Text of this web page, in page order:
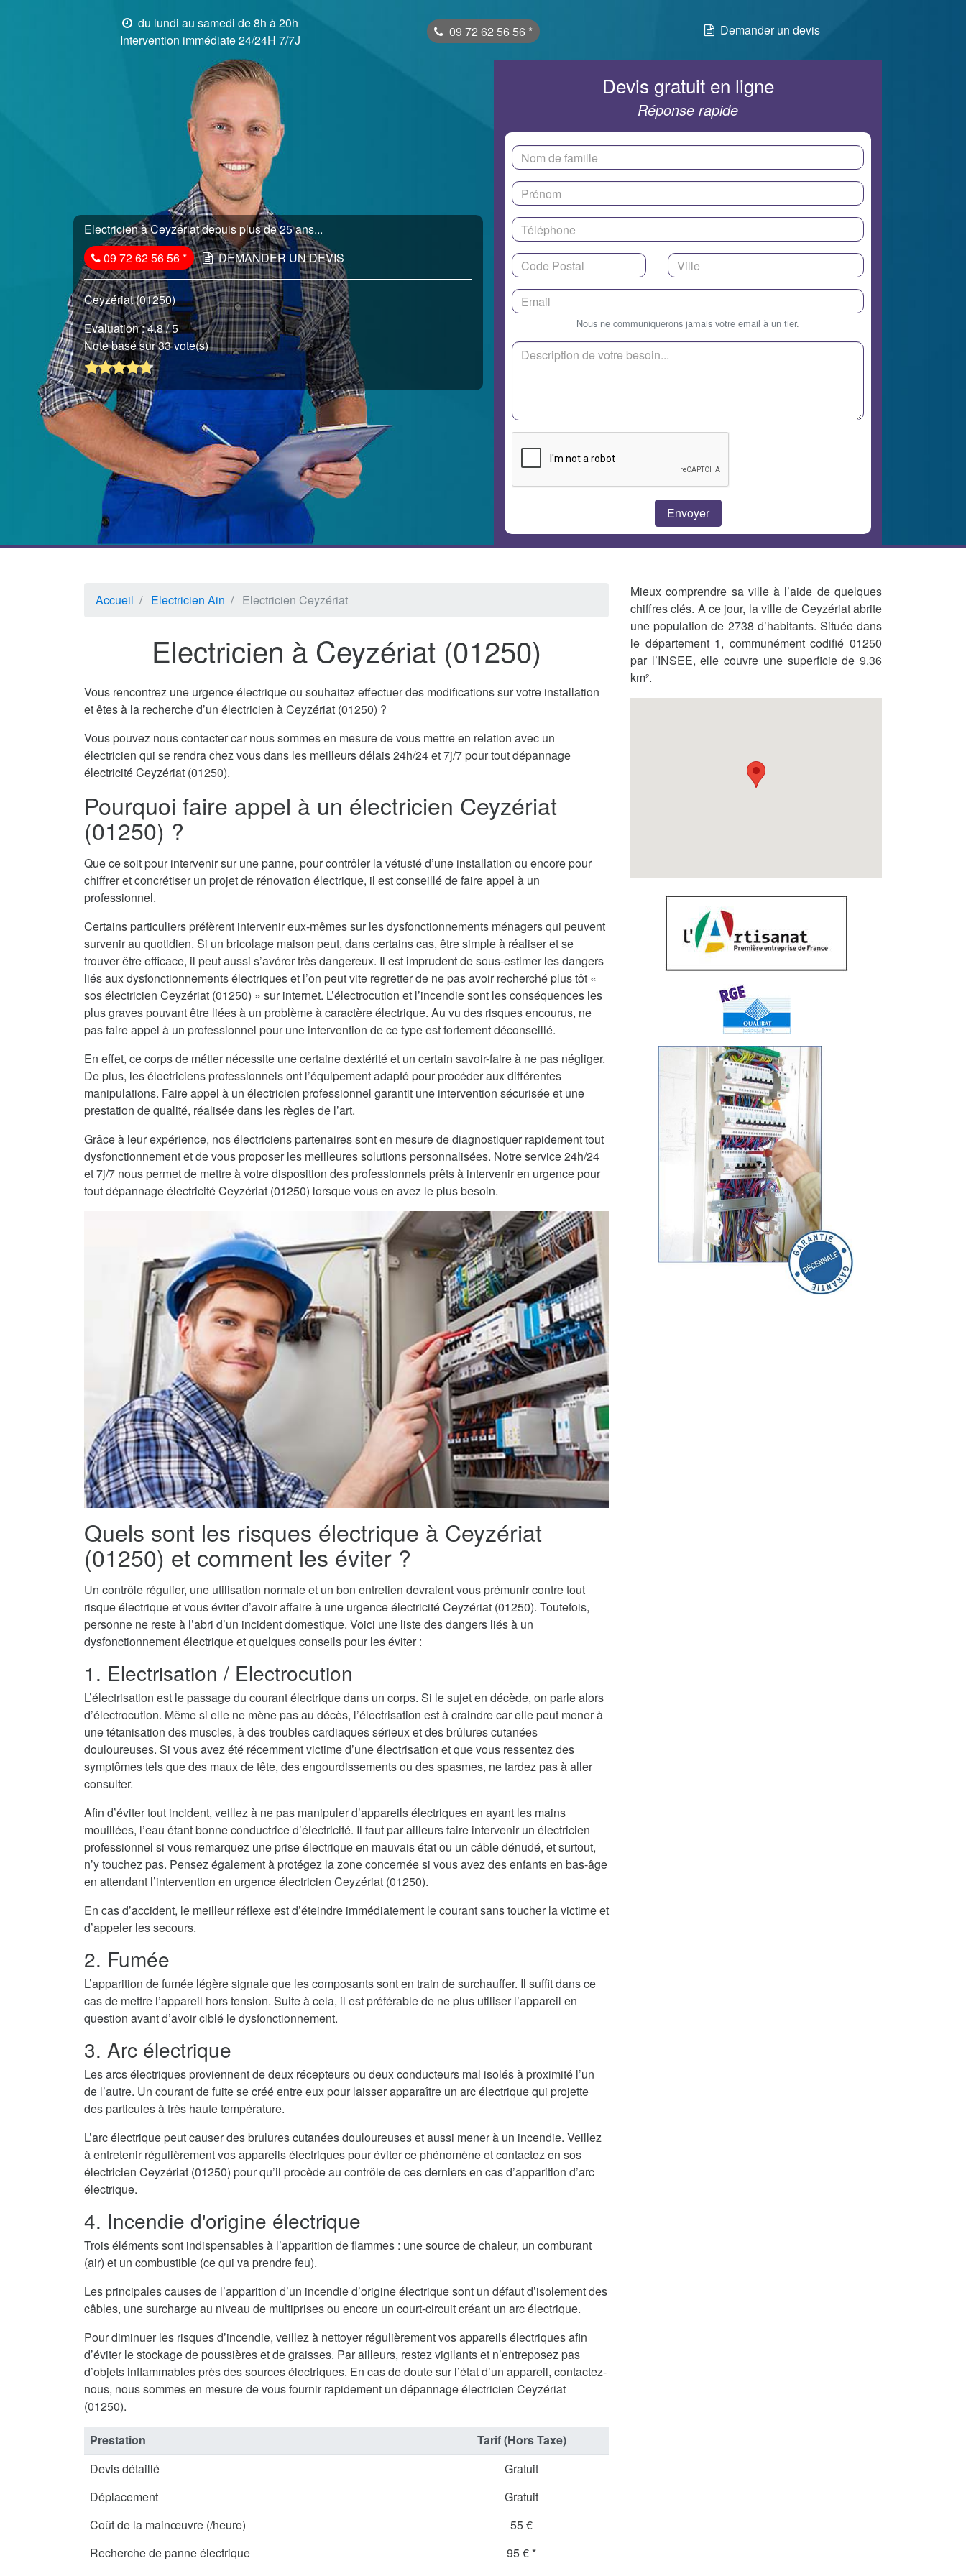
du lundi au samedi de 8h à 20h
Intervention immédiate 24/24H 7/7J
09 72 62 56 56 * Demander un devis
Electricien à Ceyzériat depuis plus de 25 ans...
09 72 62 56 56* DEMANDER UN DEVIS
Ceyzériat (01250)
Evaluation :4.8/ 5
Note basé sur 33 vote(s)
Devis gratuit en ligne
Réponse rapide
Nous ne communiquerons jamais votre email à un tier.
Accueil Electricien Ain Electricien Ceyzériat
Electricien à Ceyzériat (01250)
Vous rencontrez une urgence électrique ou souhaitez effectuer des modifications sur votre installation
et êtes à la recherche d’un électricien à Ceyzériat (01250) ?
Vous pouvez nous contacter car nous sommes en mesure de vous mettre en relation avec un
électricien qui se rendra chez vous dans les meilleurs délais 24h/24 et 7j/7 pour tout dépannage
électricité Ceyzériat (01250).
Pourquoi faire appel à un électricien Ceyzériat
(01250) ?
Que ce soit pour intervenir sur une panne, pour contrôler la vétusté d’une installation ou encore pour
chiffrer et concrétiser un projet de rénovation électrique, il est conseillé de faire appel à un
professionnel.
Certains particuliers préfèrent intervenir eux-mêmes sur les dysfonctionnements ménagers qui peuvent
survenir au quotidien. Si un bricolage maison peut, dans certains cas, être simple à réaliser et se
trouver être efficace, il peut aussi s’avérer très dangereux. Il est imprudent de sous-estimer les dangers
liés aux dysfonctionnements électriques et l’on peut vite regretter de ne pas avoir recherché plus tôt «
sos électricien Ceyzériat (01250) » sur internet. L’électrocution et l’incendie sont les conséquences les
plus graves pouvant être liées à un problème à caractère électrique. Au vu des risques encourus, ne
pas faire appel à un professionnel pour une intervention de ce type est fortement déconseillé.
En effet, ce corps de métier nécessite une certaine dextérité et un certain savoir-faire à ne pas négliger.
De plus, les électriciens professionnels ont l’équipement adapté pour procéder aux différentes
manipulations. Faire appel à un électricien professionnel garantit une intervention sécurisée et une
prestation de qualité, réalisée dans les règles de l’art.
Grâce à leur expérience, nos électriciens partenaires sont en mesure de diagnostiquer rapidement tout
dysfonctionnement et de vous proposer les meilleures solutions personnalisées. Notre service 24h/24
et 7j/7 nous permet de mettre à votre disposition des professionnels prêts à intervenir en urgence pour
tout dépannage électricité Ceyzériat (01250) lorsque vous en avez le plus besoin.
Quels sont les risques électrique à Ceyzériat
(01250) et comment les éviter ?
Un contrôle régulier, une utilisation normale et un bon entretien devraient vous prémunir contre tout
risque électrique et vous éviter d’avoir affaire à une urgence électricité Ceyzériat (01250). Toutefois,
personne ne reste à l’abri d’un incident domestique. Voici une liste des dangers liés à un
dysfonctionnement électrique et quelques conseils pour les éviter :
1. Electrisation / Electrocution
L’électrisation est le passage du courant électrique dans un corps. Si le sujet en décède, on parle alors
d’électrocution. Même si elle ne mène pas au décès, l’électrisation est à craindre car elle peut mener à
une tétanisation des muscles, à des troubles cardiaques sérieux et des brûlures cutanées
douloureuses. Si vous avez été récemment victime d’une électrisation et que vous ressentez des
symptômes tels que des maux de tête, des engourdissements ou des spasmes, ne tardez pas à aller
consulter.
Afin d’éviter tout incident, veillez à ne pas manipuler d’appareils électriques en ayant les mains
mouillées, l’eau étant bonne conductrice d’électricité. Il faut par ailleurs faire intervenir un électricien
professionnel si vous remarquez une prise électrique en mauvais état ou un câble dénudé, et surtout,
n’y touchez pas. Pensez également à protégez la zone concernée si vous avez des enfants en bas-âge
en attendant l’intervention en urgence électricien Ceyzériat (01250).
En cas d’accident, le meilleur réflexe est d’éteindre immédiatement le courant sans toucher la victime et
d’appeler les secours.
2. Fumée
L’apparition de fumée légère signale que les composants sont en train de surchauffer. Il suffit dans ce
cas de mettre l’appareil hors tension. Suite à cela, il est préférable de ne plus utiliser l’appareil en
question avant d’avoir ciblé le dysfonctionnement.
3. Arc électrique
Les arcs électriques proviennent de deux récepteurs ou deux conducteurs mal isolés à proximité l’un
de l’autre. Un courant de fuite se créé entre eux pour laisser apparaître un arc électrique qui projette
des particules à très haute température.
L’arc électrique peut causer des brulures cutanées douloureuses et aussi mener à un incendie. Veillez
à entretenir régulièrement vos appareils électriques pour éviter ce phénomène et contactez en sos
électricien Ceyzériat (01250) pour qu’il procède au contrôle de ces derniers en cas d’apparition d’arc
électrique.
4. Incendie d'origine électrique
Trois éléments sont indispensables à l’apparition de flammes : une source de chaleur, un comburant
(air) et un combustible (ce qui va prendre feu).
Les principales causes de l’apparition d’un incendie d’origine électrique sont un défaut d’isolement des
câbles, une surcharge au niveau de multiprises ou encore un court-circuit créant un arc électrique.
Pour diminuer les risques d’incendie, veillez à nettoyer régulièrement vos appareils électriques afin
d’éviter le stockage de poussières et de graisses. Par ailleurs, restez vigilants et n’entreposez pas
d’objets inflammables près des sources électriques. En cas de doute sur l’état d’un appareil, contactez-
nous, nous sommes en mesure de vous fournir rapidement un dépannage électricien Ceyzériat
(01250).
Prestation
Tarif (Hors Taxe)
Devis détaillé
Gratuit
Déplacement
Gratuit
Coût de la mainœuvre (/heure)
55 €
Recherche de panne électrique
95 € *
Mieux comprendre sa ville à l’aide de quelques
chiffres clés. A ce jour, la ville de Ceyzériat abrite
une population de 2738 d’habitants. Située dans
le département 1, communément codifié 01250
par l’INSEE, elle couvre une superficie de 9.36
km².